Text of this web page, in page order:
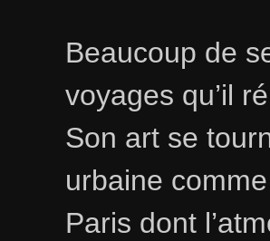
Beaucoup de
voyages qu’il
Son art se
urbaine
Paris dont